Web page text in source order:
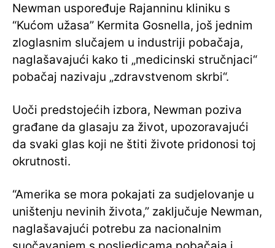
Newman uspoređuje Rajanninu kliniku s
“Kućom užasa” Kermita Gosnella, još jednim
zloglasnim slučajem u industriji pobačaja,
naglašavajući kako ti „medicinski stručnjaci“
pobačaj nazivaju „zdravstvenom skrbi“.
Uoči predstojećih izbora, Newman poziva
građane da glasaju za život, upozoravajući
da svaki glas koji ne štiti živote pridonosi toj
okrutnosti.
“Amerika se mora pokajati za sudjelovanje u
uništenju nevinih života,” zaključuje Newman,
naglašavajući potrebu za nacionalnim